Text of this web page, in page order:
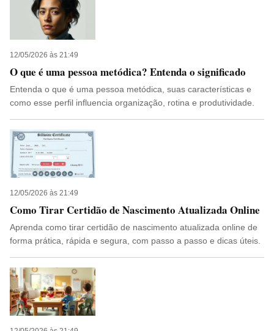
12/05/2026 às 21:49
O que é uma pessoa metódica? Entenda o significado
Entenda o que é uma pessoa metódica, suas características e
como esse perfil influencia organização, rotina e produtividade.
12/05/2026 às 21:49
Como Tirar Certidão de Nascimento Atualizada Online
Aprenda como tirar certidão de nascimento atualizada online de
forma prática, rápida e segura, com passo a passo e dicas úteis.